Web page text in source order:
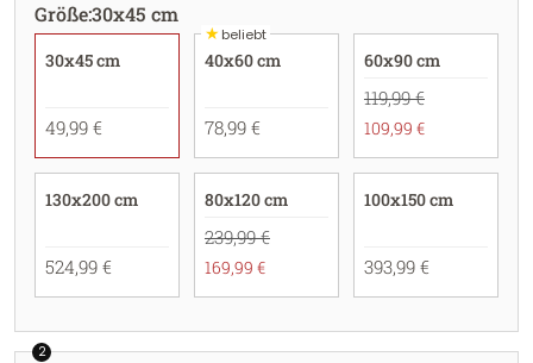
Größe:30x45 cm
30x45 cm
49,99 €
★beliebt
40x60 cm
78,99 €
60x90 cm
119,99 €
109,99 €
130x200 cm
524,99 €
80x120 cm
239,99 €
169,99 €
100x150 cm
393,99 €
2